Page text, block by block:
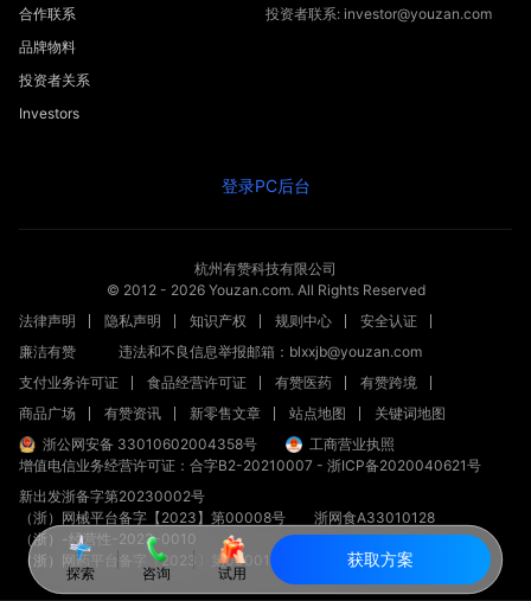
探索 咨询 试用
获取方案
合作联系
品牌物料
投资者关系
Investors
投资者联系: investor@youzan.com
登录PC后台
杭州有赞科技有限公司
© 2012 - 2026Youzan.com. All Rights Reserved
法律声明
隐私声明 知识产权 规则中心
安全认证
廉洁有赞
违法和不良信息举报邮箱：blxxjb@youzan.com
支付业务许可证
食品经营许可证 有赞医药
有赞跨境
商品广场
有赞资讯 新零售文章 站点地图
关键词地图
浙公网安备 33010602004358号
工商营业执照
增值电信业务经营许可证：合字B2-20210007 - 浙ICP备2020040621号
新出发浙备字第20230002号
（浙）网械平台备字【2023】第00008号
浙网食A33010128
（浙）-经营性-2023-0010
（浙）网药平台备字〔2023〕第000012-000号